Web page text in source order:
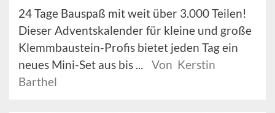
24 Tage Bauspaß mit weit über 3.000 Teilen!
Dieser Adventskalender für kleine und große
Klemmbaustein-Profis bietet jeden Tag ein
neues Mini-Set aus bis ...
Von Kerstin
Barthel